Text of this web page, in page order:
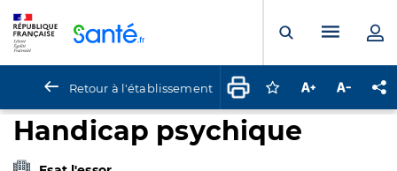
Ouvrir laMenu
Retour à l'établissement Connectez-vous
Augmenter la
Handicap psychique